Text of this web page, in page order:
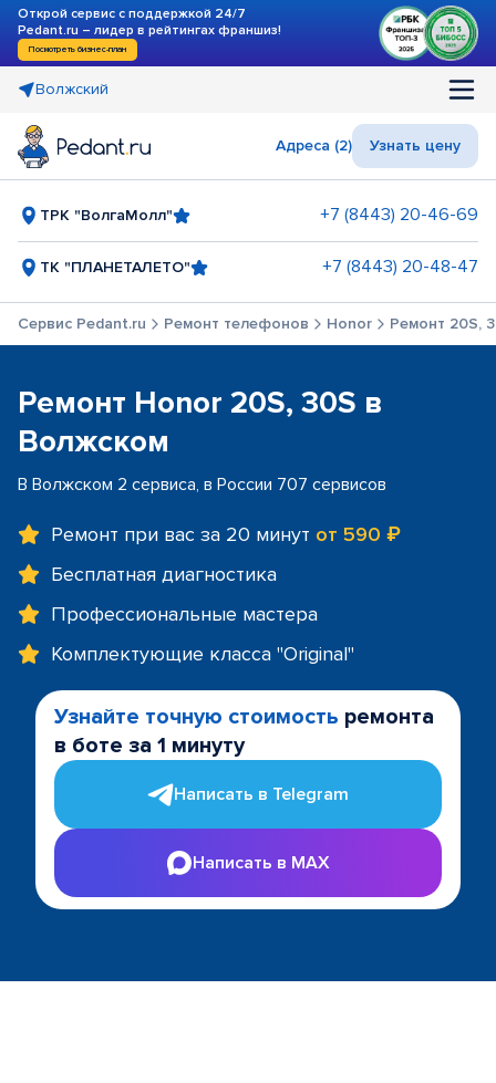
Открой сервис с поддержкой 24/7
Pedant.ru – лидер в рейтингах франшиз!
Посмотреть бизнес-план
Волжский
Адреса (2) Узнать цену
ТРК "ВолгаМолл" +7 (8443) 20-46-69
ТК "ПЛАНЕТАЛЕТО" +7 (8443) 20-48-47
Сервис Pedant.ru Ремонт телефонов Honor Ремонт 20S,
Ремонт Honor 20S, 30S в
Волжском
В Волжском 2 сервиса, в России 707 сервисов
Ремонт при вас за 20 минут от 590 ₽
Бесплатная диагностика
Профессиональные мастера
Комплектующие класса "Original"
Узнайте точную стоимость ремонта
в боте за 1 минуту
Написать в Telegram
Написать в MAX